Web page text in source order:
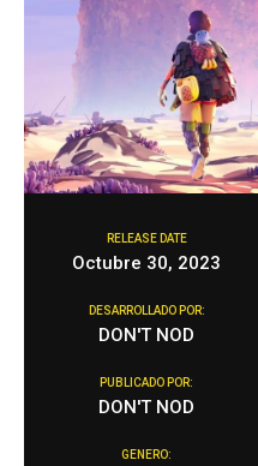
RELEASE DATE
Octubre 30, 2023
DESARROLLADO POR:
DON'T NOD
PUBLICADO POR:
DON'T NOD
GENERO: